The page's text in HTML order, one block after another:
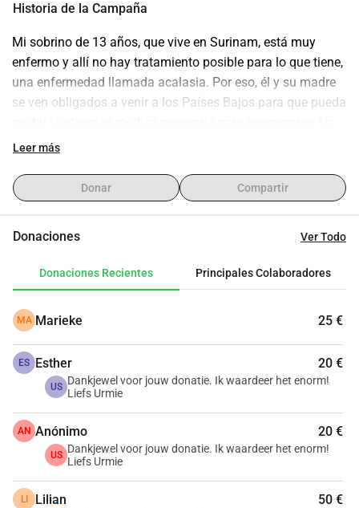
Historia de la Campaña
Mi sobrino de 13 años, que vive en Surinam, está muy
enfermo y allí no hay tratamiento posible para lo que tiene,
una enfermedad llamada acalasia. Por eso, él y su madre
se ven obligados a venir a los Países Bajos para que pueda
perdido 18 kilos en dos meses y ha sido hospitalizado dos
Los gastos médicos en los Países Bajos no son cubiertos
por la compañía de seguros de su madre en Surinam. Por
recaudación de fondos para ayudarla en este momento tan
ayuda. Tu apoyo significa mucho para mí.
Leer más
Donar Compartir
Donaciones Ver Todo
Donaciones Recientes Principales Colaboradores
MA Marieke 25 €
ES Esther 20 €
US Dankjewel voor jouw donatie. Ik waardeer het enorm!
Liefs Urmie
AN Anónimo 20 €
US Dankjewel voor jouw donatie. Ik waardeer het enorm!
Liefs Urmie
LI Lilian 50 €